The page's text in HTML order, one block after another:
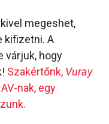
megeshet,
kifizetni. A
várjuk, hogy
Szakértőnk, Vuray
nak, egy